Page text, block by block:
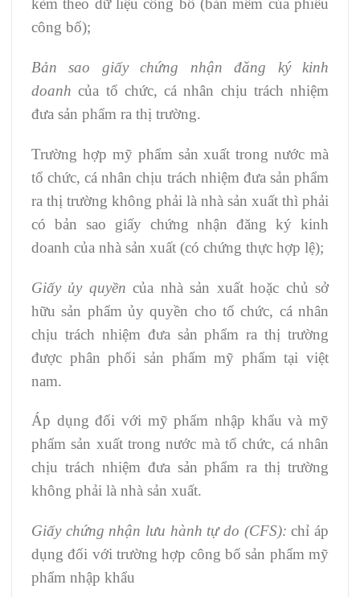
kèm theo dữ liệu công bố (bản mềm của phiếu
công bố);
Bản sao giấy chứng nhận đăng ký kinh
doanhcủa tổ chức, cá nhân chịu trách nhiệm
đưa sản phẩm ra thị trường.
Trường hợp mỹ phẩm sản xuất trong nước mà
tổ chức, cá nhân chịu trách nhiệm đưa sản phẩm
ra thị trường không phải là nhà sản xuất thì phải
có bản sao giấy chứng nhận đăng ký kinh
doanh của nhà sản xuất (có chứng thực hợp lệ);
Giấy ủy quyền của nhà sản xuất hoặc chủ sở
hữu sản phẩm ủy quyền cho tổ chức, cá nhân
chịu trách nhiệm đưa sản phẩm ra thị trường
được phân phối sản phẩm mỹ phẩm tại việt
nam.
Áp dụng đối với mỹ phẩm nhập khẩu và mỹ
phẩm sản xuất trong nước mà tổ chức, cá nhân
chịu trách nhiệm đưa sản phẩm ra thị trường
không phải là nhà sản xuất.
Giấy chứng nhận lưu hành tự do (CFS): chỉ áp
dụng đối với trường hợp công bố sản phẩm mỹ
phẩm nhập khẩu